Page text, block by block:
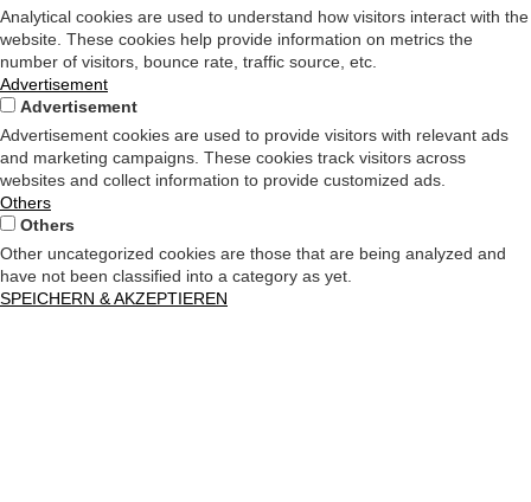
Analytical cookies are used to understand how visitors interact with the
website. These cookies help provide information on metrics the
number of visitors, bounce rate, traffic source, etc.
Advertisement
Advertisement
Advertisement cookies are used to provide visitors with relevant ads
and marketing campaigns. These cookies track visitors across
websites and collect information to provide customized ads.
Others
Others
Other uncategorized cookies are those that are being analyzed and
have not been classified into a category as yet.
SPEICHERN & AKZEPTIEREN